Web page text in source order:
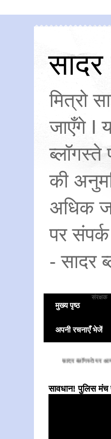
सादर
मित्रो
जाएँगे I
की
अधिक
पर
- सादर
मुख्य पृष्ठ
संरक्षक
अपनी रचनाएँ भेजें
सादर ब्लॉगस्ते पर आपका
सावधान! पुलिस मंच